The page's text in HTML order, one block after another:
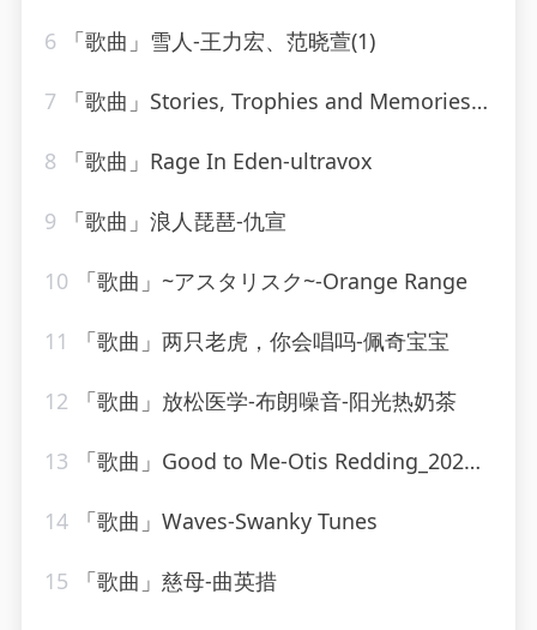
6 「歌曲」雪人-王力宏、范晓萱(1)
7 「歌曲」Stories, Trophies and Memories-randy vanwarmer
8 「歌曲」Rage In Eden-ultravox
9 「歌曲」浪人琵琶-仇宣
10 「歌曲」~アスタリスク~-Orange Range
11 「歌曲」两只老虎，你会唱吗-佩奇宝宝
12 「歌曲」放松医学-布朗噪音-阳光热奶茶
13 「歌曲」Good to Me-Otis Redding_20260807_131528
14 「歌曲」Waves-Swanky Tunes
15 「歌曲」慈母-曲英措